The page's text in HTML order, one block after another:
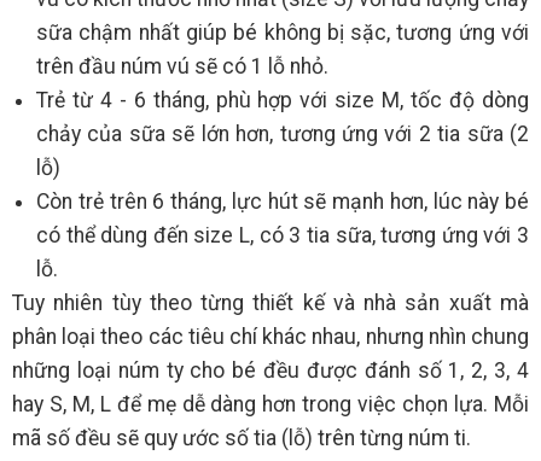
sữa chậm nhất giúp bé không bị sặc, tương ứng với
trên đầu núm vú sẽ có 1 lỗ nhỏ.
Trẻ từ 4 - 6 tháng, phù hợp với size M, tốc độ dòng
chảy của sữa sẽ lớn hơn, tương ứng với 2 tia sữa (2
lỗ)
Còn trẻ trên 6 tháng, lực hút sẽ mạnh hơn, lúc này bé
có thể dùng đến size L, có 3 tia sữa, tương ứng với 3
lỗ.
Tuy nhiên tùy theo từng thiết kế và nhà sản xuất mà
phân loại theo các tiêu chí khác nhau, nhưng nhìn chung
những loại núm ty cho bé đều được đánh số 1, 2, 3, 4
hay S, M, L để mẹ dễ dàng hơn trong việc chọn lựa. Mỗi
mã số đều sẽ quy ước số tia (lỗ) trên từng núm ti.